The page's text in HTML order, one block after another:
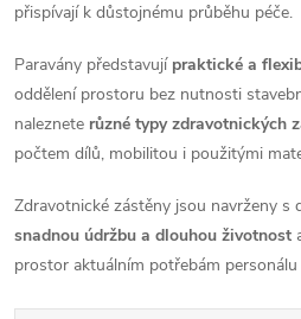
přispívají k důstojnému průběhu péče.
Paravány představují praktické a
oddělení prostoru bez nutnosti
naleznete různé typy zdravotnických
počtem dílů, mobilitou i použitými
Zdravotnické zástěny jsou navrženy s
snadnou údržbu a dlouhou životnost
prostor aktuálním potřebám